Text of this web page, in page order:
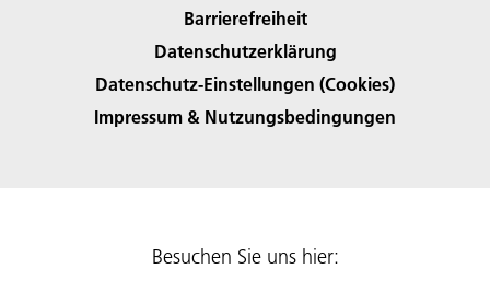
Barrierefreiheit
Datenschutzerklärung
Datenschutz-Einstellungen (Cookies)
Impressum & Nutzungsbedingungen
Besuchen Sie uns hier: